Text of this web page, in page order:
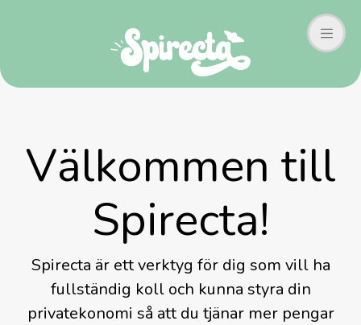
Välkommen till
Spirecta!
Spirecta är ett verktyg för dig som vill ha
fullständig koll och kunna styra din
privatekonomi så att du tjänar mer pengar